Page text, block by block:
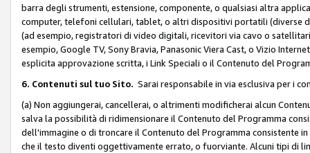
barra degli strumenti, estensione, componente, o qualsiasi altra
computer, telefoni cellulari, tablet, o altri dispositivi portatili (diverse
(ad esempio, registratori di video digitali, ricevitori via cavo o
esempio, Google TV, Sony Bravia, Panasonic Viera Cast, o Vizio
esplicita approvazione scritta, i Link Speciali o il Contenuto del
6. Contenuti sul tuo Sito. Sarai responsabile in via esclusiva per i
(a) Non aggiungerai, cancellerai, o altrimenti modificherai alcun
salva la possibilità di ridimensionare il Contenuto del Programma
dell'immagine o di troncare il Contenuto del Programma consistente
che il testo diventi oggettivamente errato, o fuorviante. Alcuni tipi di